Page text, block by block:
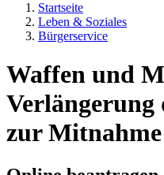
Startseite
Leben & Soziales
Bürgerservice
Waffen und
zur